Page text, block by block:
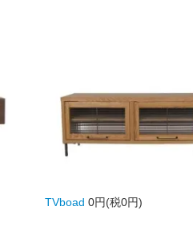
TVboad 0円(税0円)